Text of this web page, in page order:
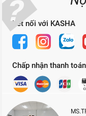
Kết nối với KASHA
Chấp nhận thanh toán